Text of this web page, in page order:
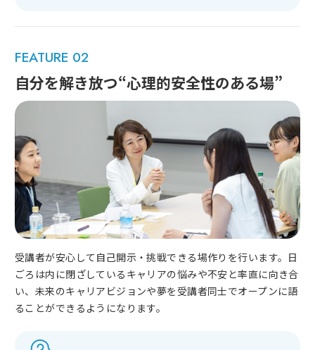
FEATURE 02
自分を解き放つ“心理的安全性のある場”
受講者が安心して自己開示・挑戦できる場作りを行います。日
ごろは内に閉ざしているキャリアの悩みや不安と率直に向き合
い、未来のキャリアビジョンや夢を受講者同士でオープンに語
ることができるようになります。